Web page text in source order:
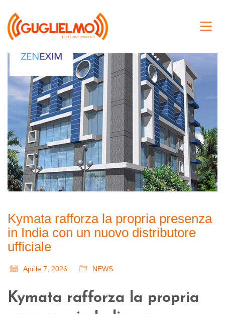
Kymata rafforza la propria presenza
in India con un nuovo distributore
ufficiale
Aprile 7, 2026 NEWS
Kymata rafforza la propria